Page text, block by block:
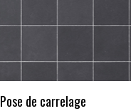
Pose de carrelage